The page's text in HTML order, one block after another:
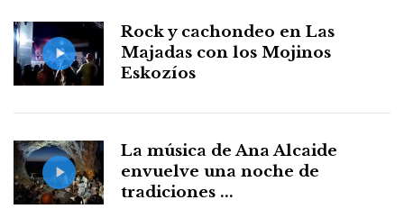
Rock y cachondeo en Las
Majadas con los Mojinos
Eskozíos
La música de Ana Alcaide
envuelve una noche de
tradiciones ...